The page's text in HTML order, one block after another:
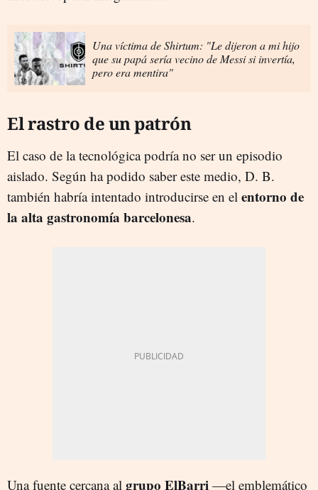
Una víctima de Shirtum: "Le dijeron a mi hijo
que su papá sería vecino de Messi si invertía,
pero era mentira"
El rastro de un patrón
El caso de la tecnológica podría no ser un episodio
aislado. Según ha podido saber este medio, D. B.
también habría intentado introducirse en el entorno de
la alta gastronomía barcelonesa.
Una fuente cercana al grupo ElBarri —el emblemático